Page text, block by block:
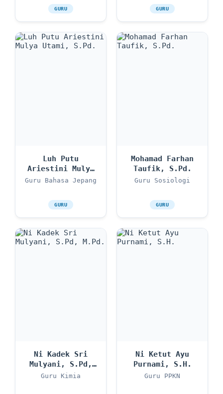
GURU GURU
Luh Putu
Ariestini Mulya
Utami, S.Pd.
Guru Bahasa Jepang
GURU
Mohamad Farhan
Taufik, S.Pd.
Guru Sosiologi
GURU
Ni Kadek Sri
Mulyani, S.Pd,
M.Pd.
Guru Kimia
Ni Ketut Ayu
Purnami, S.H.
Guru PPKN